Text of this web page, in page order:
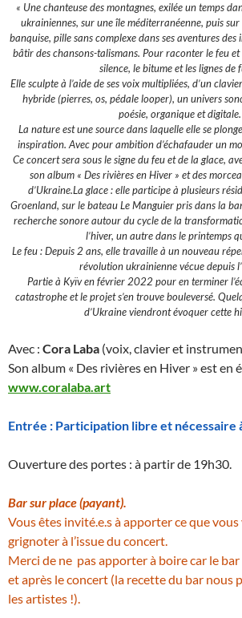
« Une chanteuse des montagnes, exilée un temps
ukrainiennes, sur une île méditerranéenne, puis
banquise, pille sans complexe dans ses aventures
bâtir des chansons-talismans. Pour raconter le feu
silence, le bitume et les lignes de
Elle sculpte à l’aide de ses voix multipliées, d’un
hybride (pierres, os, pédale looper), un univers
poésie, organique et digitale.
La nature est une source dans laquelle elle se
inspiration. Avec pour ambition d’échafauder un
Ce concert sera sous le signe du feu et de la glace,
son album « Des rivières en Hiver » et des
d’Ukraine.La glace : elle participe à plusieurs
Groenland, sur le bateau Le Manguier pris dans la
recherche sonore autour du cycle de la
l’hiver, un autre dans le printemps
Le feu : Depuis 2 ans, elle travaille à un nouveau
révolution ukrainienne vécue depuis
Partie à Kyïv en février 2022 pour en terminer
catastrophe et le projet s’en trouve bouleversé.
d’Ukraine viendront évoquer cette
Avec : Cora Laba (voix, clavier et
Son album « Des rivières en Hiver » est en
www.coralaba.art
Entrée : Participation libre et nécessaire
Ouverture des portes : à partir de 19h30.
Bar sur place (payant).
Vous êtes invité.e.s à apporter ce que
grignoter à l’issue du concert.
Merci de ne pas apporter à boire car le
et après le concert (la recette du bar nous
les artistes !).